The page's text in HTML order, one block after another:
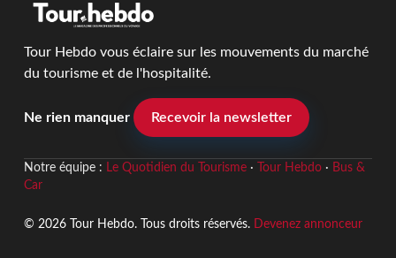
Tour Hebdo vous éclaire sur les mouvements du marché
du tourisme et de l'hospitalité.
Ne rien manquer Recevoir la newsletter
Notre équipe : Le Quotidien du Tourisme· Tour Hebdo· Bus &
Car
© 2026 Tour Hebdo. Tous droits réservés. Devenez annonceur